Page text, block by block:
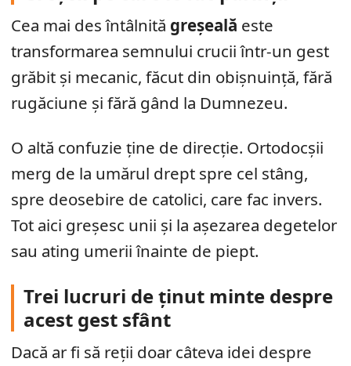
Cea mai des întâlnită greșeală este
transformarea semnului crucii într-un gest
grăbit și mecanic, făcut din obișnuință, fără
rugăciune și fără gând la Dumnezeu.
O altă confuzie ține de direcție. Ortodocșii
merg de la umărul drept spre cel stâng,
spre deosebire de catolici, care fac invers.
Tot aici greșesc unii și la așezarea degetelor
sau ating umerii înainte de piept.
Trei lucruri de ținut minte despre
acest gest sfânt
Dacă ar fi să reții doar câteva idei despre